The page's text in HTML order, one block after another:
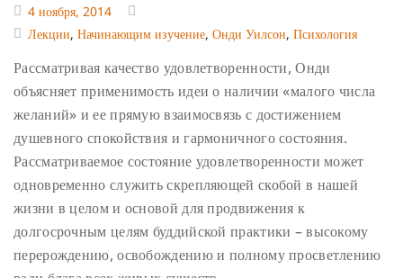
4 ноября, 2014
Лекции, Начинающим изучение, Онди Уилсон, Психология
Рассматривая качество удовлетворенности, Онди
объясняет применимость идеи о наличии «малого числа
желаний» и ее прямую взаимосвязь с достижением
душевного спокойствия и гармоничного состояния.
Рассматриваемое состояние удовлетворенности может
одновременно служить скрепляющей скобой в нашей
жизни в целом и основой для продвижения к
долгосрочным целям буддийской практики – высокому
перерождению, освобождению и полному просветлению